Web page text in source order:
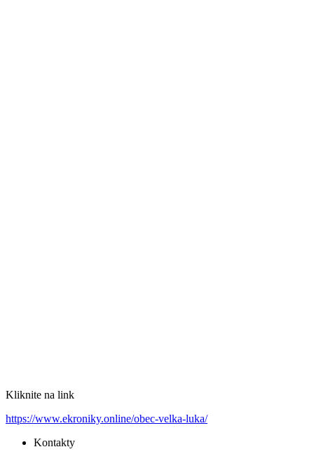
Kliknite na link
https://www.ekroniky.online/obec-velka-luka/
Kontakty